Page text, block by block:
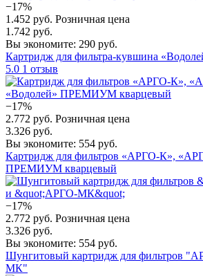
−17%
1.452 руб. Розничная цена
1.742 руб.
Вы экономите: 290 руб.
Картридж для фильтра-кувшина
5.0 1 отзыв
−17%
2.772 руб. Розничная цена
3.326 руб.
Вы экономите: 554 руб.
Картридж для фильтров «АРГО-К»,
ПРЕМИУМ кварцевый
−17%
2.772 руб. Розничная цена
3.326 руб.
Вы экономите: 554 руб.
Шунгитовый картридж для фильтров
МК"